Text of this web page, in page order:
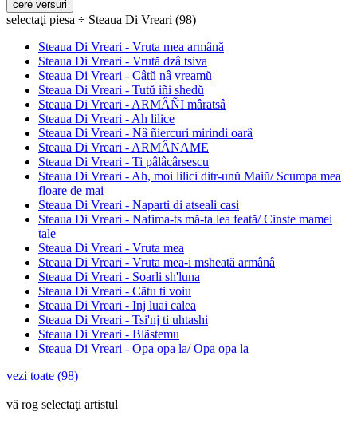
selectaţi piesa ÷ Steaua Di Vreari (98)
Steaua Di Vreari - Vruta mea armână
Steaua Di Vreari - Vrută dzâ tsiva
Steaua Di Vreari - Câtŭ nâ vreamŭ
Steaua Di Vreari - Tutŭ iñi shedŭ
Steaua Di Vreari - ARMÂÑI mâratsâ
Steaua Di Vreari - Ah lilice
Steaua Di Vreari - Nâ ñiercuri mirindi oarâ
Steaua Di Vreari - ARMÂNAME
Steaua Di Vreari - Ti pâlâcârsescu
Steaua Di Vreari - Ah, moi lilici ditr-unŭ Maiŭ/ Scumpa mea
floare de mai
Steaua Di Vreari - Naparti di atseali casi
Steaua Di Vreari - Nafima-ts mă-ta lea feată/ Cinste mamei
tale
Steaua Di Vreari - Vruta mea
Steaua Di Vreari - Vruta mea-i msheată armânâ
Steaua Di Vreari - Soarli sh'luna
Steaua Di Vreari - Cãtu ti voiu
Steaua Di Vreari - Inj luai calea
Steaua Di Vreari - Tsi'nj ti uhtashi
Steaua Di Vreari - Blãstemu
Steaua Di Vreari - Opa opa la/ Opa opa la
vezi toate (98)
vă rog selectaţi artistul